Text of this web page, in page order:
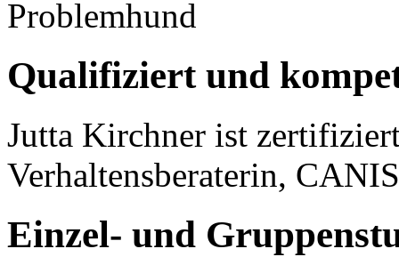
Qualifiziert und
Jutta Kirchner ist
Verhaltensberaterin,
Einzel- und